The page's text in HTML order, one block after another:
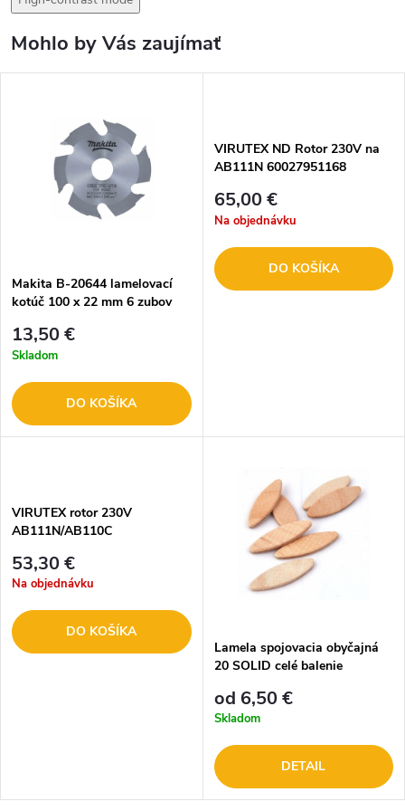
Mohlo by Vás zaujímať
Makita B-20644 lamelovací
kotúč 100 x 22 mm 6 zubov
13,50 €
Skladom
DO KOŠÍKA
VIRUTEX ND Rotor 230V na
AB111N 60027951168
65,00 €
Na objednávku
DO KOŠÍKA
VIRUTEX rotor 230V
AB111N/AB110C
53,30 €
Na objednávku
DO KOŠÍKA
Lamela spojovacia obyčajná
20 SOLID celé balenie
od 6,50 €
Skladom
DETAIL